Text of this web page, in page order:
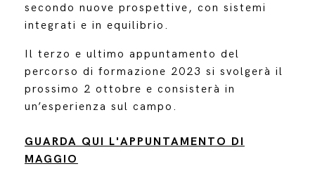
secondo nuove prospettive, con sistemi
integrati e in equilibrio.
Il terzo e ultimo appuntamento del
percorso di formazione 2023 si svolgerà il
prossimo 2 ottobre e consisterà in
un’esperienza sul campo.
GUARDA QUI L'APPUNTAMENTO DI
MAGGIO